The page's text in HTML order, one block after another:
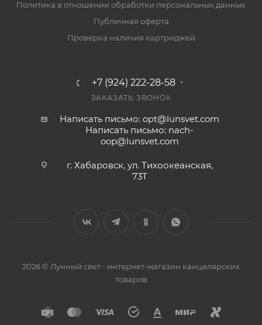
Политика в отношении обработки персональных данных
Публичная оферта
Проверка наличия картриджей
+7 (924) 222-28-58
ЗАКАЗАТЬ ЗВОНОК
Написать письмо: opt@lunsvet.com
Написать письмо: nach-
oop@lunsvet.com
г. Хабаровск, ул. Тихоокеанская,
73Т
2026 © Лунный свет - интернет-магазин канцелярских
товаров